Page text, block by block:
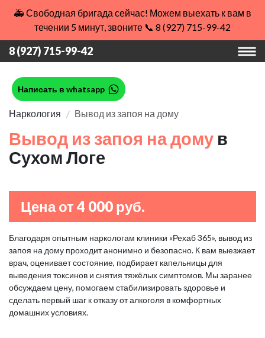
🚑 Свободная бригада сейчас! Можем выехать к вам в
течении 5 минут, звоните 📞 8 (927) 715-99-42
8 (927) 715-99-42
Написать в whatsapp
Наркология Вывод из запоя на дому
Вывод из запоя на дому в
Сухом Логе
Цена от 4 000 руб.
Благодаря опытным наркологам клиники «Рехаб 365», вывод из
запоя на дому проходит анонимно и безопасно. К вам выезжает
врач, оценивает состояние, подбирает капельницы для
выведения токсинов и снятия тяжёлых симптомов. Мы заранее
обсуждаем цену, помогаем стабилизировать здоровье и
сделать первый шаг к отказу от алкоголя в комфортных
домашних условиях.